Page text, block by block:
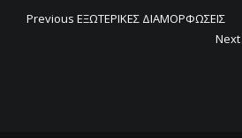
Πλοήγηση
Previous Previous
ΕΞΩΤΕΡΙΚΕΣ ΔΙΑΜΟΡΦΩΣΕΙΣ
Next